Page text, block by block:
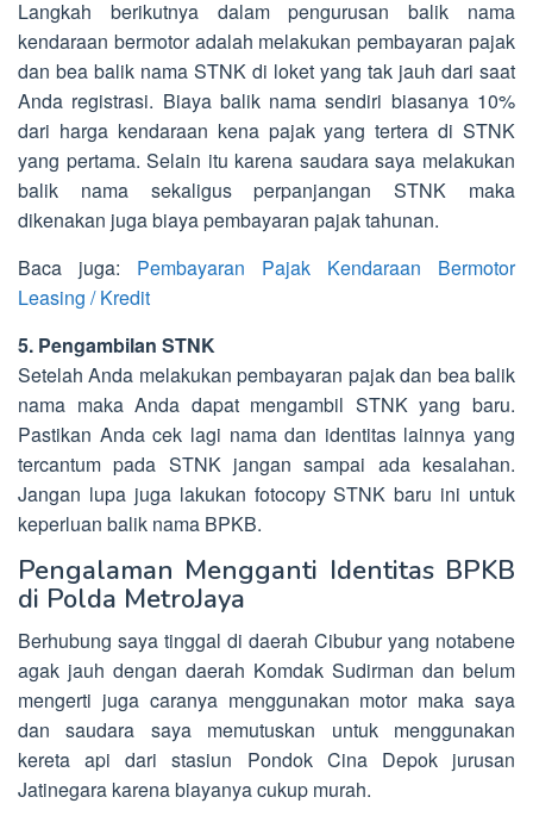
Langkah berikutnya dalam pengurusan balik nama
kendaraan bermotor adalah melakukan pembayaran pajak
dan bea balik nama STNK di loket yang tak jauh dari saat
Anda registrasi. Biaya balik nama sendiri biasanya 10%
dari harga kendaraan kena pajak yang tertera di STNK
yang pertama. Selain itu karena saudara saya melakukan
balik nama sekaligus perpanjangan STNK maka
dikenakan juga biaya pembayaran pajak tahunan.
Baca juga: Pembayaran Pajak Kendaraan Bermotor
Leasing / Kredit
5. Pengambilan STNK
Setelah Anda melakukan pembayaran pajak dan bea balik
nama maka Anda dapat mengambil STNK yang baru.
Pastikan Anda cek lagi nama dan identitas lainnya yang
tercantum pada STNK jangan sampai ada kesalahan.
Jangan lupa juga lakukan fotocopy STNK baru ini untuk
keperluan balik nama BPKB.
Pengalaman Mengganti Identitas BPKB
di Polda MetroJaya
Berhubung saya tinggal di daerah Cibubur yang notabene
agak jauh dengan daerah Komdak Sudirman dan belum
mengerti juga caranya menggunakan motor maka saya
dan saudara saya memutuskan untuk menggunakan
kereta api dari stasiun Pondok Cina Depok jurusan
Jatinegara karena biayanya cukup murah.